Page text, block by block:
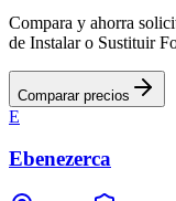
Compara y ahorra
de Instalar o Sustituir
Comparar precios
E
Ebenezerca